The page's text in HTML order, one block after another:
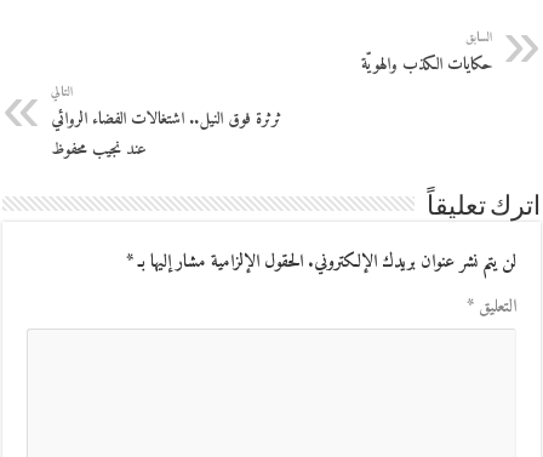
السابق
حكايات الكذب والهويّة
التالي
ثرثرة فوق النيل.. اشتغالات الفضاء الروائي
عند نجيب محفوظ
اترك تعليقاً
لن يتم نشر عنوان بريدك الإلكتروني.الحقول الإلزامية مشار إليها بـ*
التعليق*